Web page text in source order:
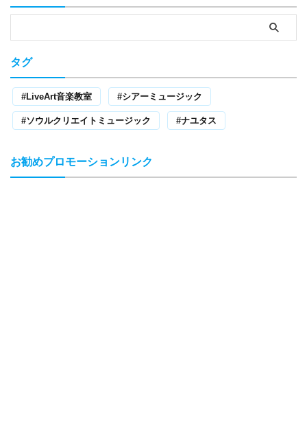
タグ
LiveArt音楽教室 シアーミュージック
ソウルクリエイトミュージック ナユタス
お勧めプロモーションリンク